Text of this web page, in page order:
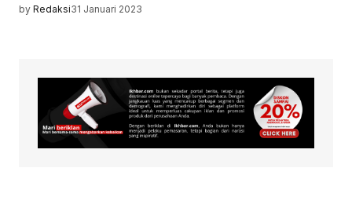
by Redaksi31 Januari 2023